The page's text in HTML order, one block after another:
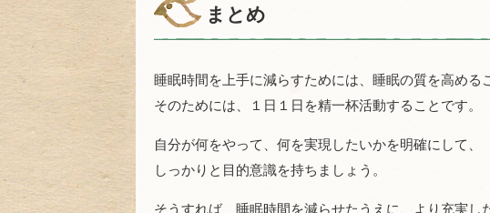
まとめ
睡眠時間を上手に減らすためには、睡眠の質を高める
そのためには、１日１日を精一杯活動することです。
自分が何をやって、何を実現したいかを明確にして、
しっかりと目的意識を持ちましょう。
そうすれば、睡眠時間を減らせたうえに、より充実し